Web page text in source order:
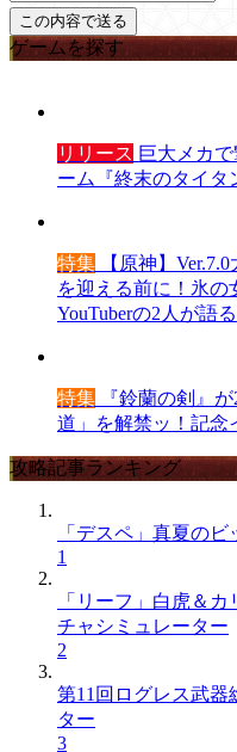
ゲームを探す
リリース 巨大メカ
ーム『終末のタイタ
特集 【原神】
を迎える前に！氷の
YouTuberの2人が語る
特集 『鈴蘭の剣』
道」を解禁ッ！記念
攻略記事ランキング
「デスペ」真夏の
1
「リーフ」白虎＆
チャシミュレーター
2
第11回ログレス武器
ター
3